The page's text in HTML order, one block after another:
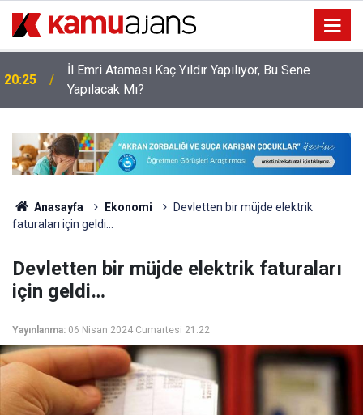
20:25
İl Emri Ataması Kaç Yıldır Yapılıyor, Bu Sene
Yapılacak Mı?
Anasayfa Ekonomi
Devletten bir müjde elektrik
faturaları için geldi…
Devletten bir müjde elektrik faturaları
için geldi…
Yayınlanma: 06 Nisan 2024 Cumartesi 21:22